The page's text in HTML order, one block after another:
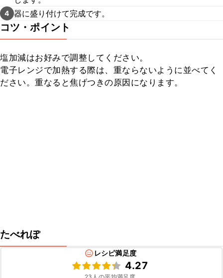
4 器に盛り付けて完成です。
コツ・ポイント
塩加減はお好みで調整してください。
電子レンジで加熱する際は、重ならないように並べてく
ださい。重なると焦げつきの原因になります。
たべれぽ
レシピ満足度
4.27